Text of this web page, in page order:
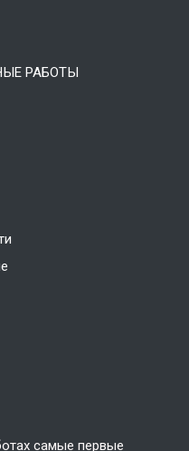
РАБОТЫ
самые первые